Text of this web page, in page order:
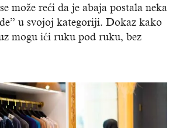
može reći da je abaja postala neka
u svojoj kategoriji. Dokaz kako
mogu ići ruku pod ruku, bez